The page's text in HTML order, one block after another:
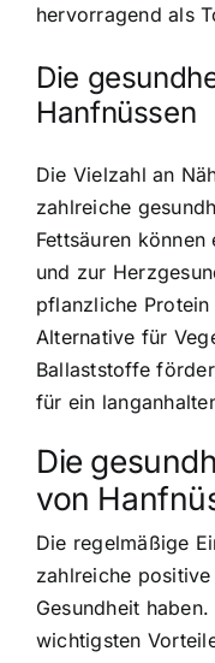
hervorragend als
Die
Hanfnüssen
Die Vielzahl an
zahlreiche
Fettsäuren
und zur
pflanzliche
Alternative für
Ballaststoffe
für ein
Die
von
Die regelmäßige
zahlreiche
Gesundheit
wichtigsten